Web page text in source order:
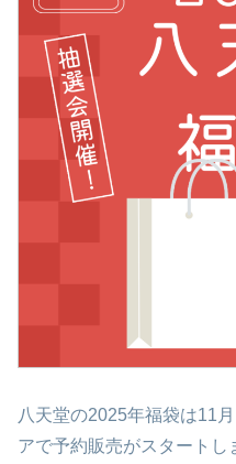
八天堂の2025年福袋は11
アで予約販売がスタートし